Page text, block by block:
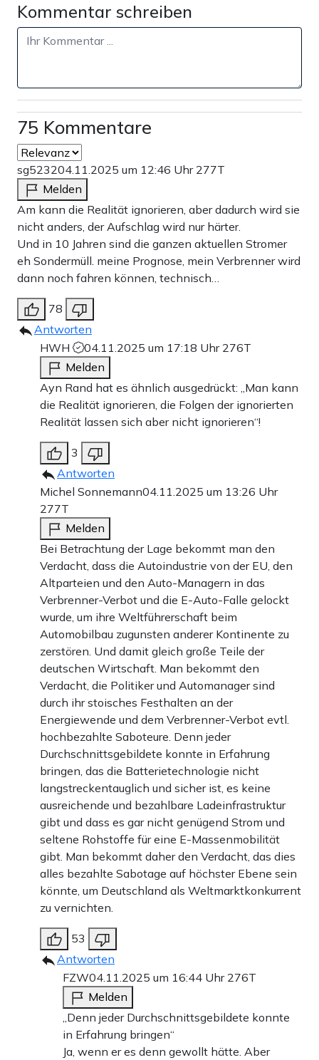
Kommentar schreiben
75 Kommentare
sg523204.11.2025 um 12:46 Uhr 277T
Melden
Am kann die Realität ignorieren, aber dadurch wird sie
nicht anders, der Aufschlag wird nur härter.
Und in 10 Jahren sind die ganzen aktuellen Stromer
eh Sondermüll. meine Prognose, mein Verbrenner wird
dann noch fahren können, technisch…
78
Antworten
HWH
04.11.2025 um 17:18 Uhr 276T
Melden
Ayn Rand hat es ähnlich ausgedrückt: „Man kann
die Realität ignorieren, die Folgen der ignorierten
Realität lassen sich aber nicht ignorieren“!
3
Antworten
Michel Sonnemann04.11.2025 um 13:26 Uhr
277T
Melden
Bei Betrachtung der Lage bekommt man den
Verdacht, dass die Autoindustrie von der EU, den
Altparteien und den Auto-Managern in das
Verbrenner-Verbot und die E-Auto-Falle gelockt
wurde, um ihre Weltführerschaft beim
Automobilbau zugunsten anderer Kontinente zu
zerstören. Und damit gleich große Teile der
deutschen Wirtschaft. Man bekommt den
Verdacht, die Politiker und Automanager sind
durch ihr stoisches Festhalten an der
Energiewende und dem Verbrenner-Verbot evtl.
hochbezahlte Saboteure. Denn jeder
Durchschnittsgebildete konnte in Erfahrung
bringen, das die Batterietechnologie nicht
langstreckentauglich und sicher ist, es keine
ausreichende und bezahlbare Ladeinfrastruktur
gibt und dass es gar nicht genügend Strom und
seltene Rohstoffe für eine E-Massenmobilität
gibt. Man bekommt daher den Verdacht, das dies
alles bezahlte Sabotage auf höchster Ebene sein
könnte, um Deutschland als Weltmarktkonkurrent
zu vernichten.
53
Antworten
FZW04.11.2025 um 16:44 Uhr 276T
Melden
„Denn jeder Durchschnittsgebildete konnte
in Erfahrung bringen“
Ja, wenn er es denn gewollt hätte. Aber